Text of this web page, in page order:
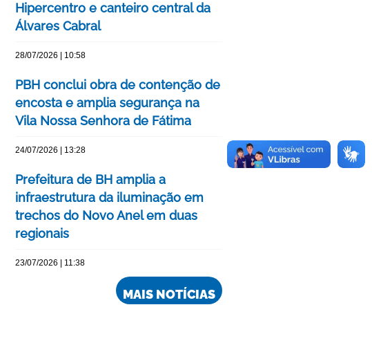
Hipercentro e canteiro central da
Álvares Cabral
28/07/2026 | 10:58
PBH conclui obra de contenção de
encosta e amplia segurança na
Vila Nossa Senhora de Fátima
24/07/2026 | 13:28
Prefeitura de BH amplia a
infraestrutura da iluminação em
trechos do Novo Anel em duas
regionais
23/07/2026 | 11:38
MAIS NOTÍCIAS